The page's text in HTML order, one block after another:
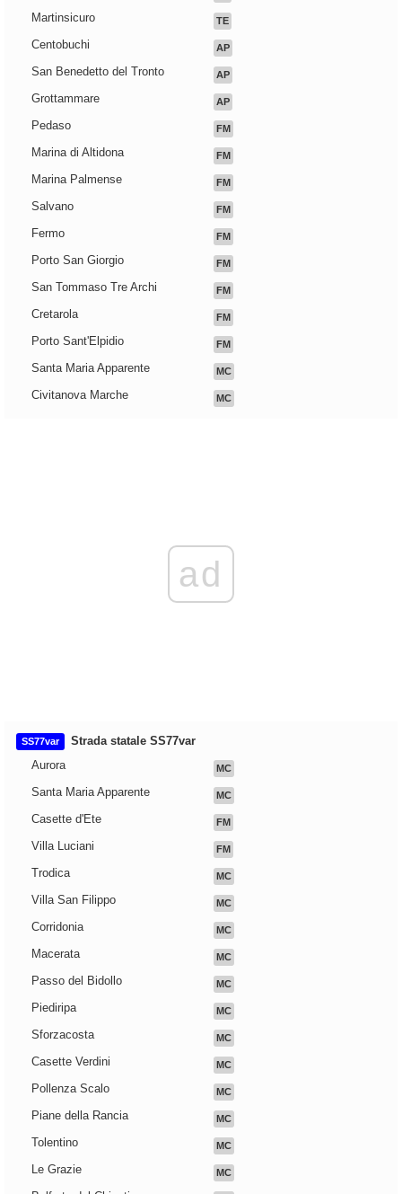
Martinsicuro TE
Centobuchi AP
San Benedetto del Tronto AP
Grottammare AP
Pedaso FM
Marina di Altidona FM
Marina Palmense FM
Salvano FM
Fermo FM
Porto San Giorgio FM
San Tommaso Tre Archi FM
Cretarola FM
Porto Sant'Elpidio FM
Santa Maria Apparente MC
Civitanova Marche MC
ad
SS77var
Strada statale SS77var
Aurora
MC
Santa Maria Apparente MC
Casette d'Ete FM
Villa Luciani FM
Trodica MC
Villa San Filippo MC
Corridonia MC
Macerata MC
Passo del Bidollo MC
Piediripa MC
Sforzacosta MC
Casette Verdini MC
Pollenza Scalo MC
Piane della Rancia MC
Tolentino MC
Le Grazie MC